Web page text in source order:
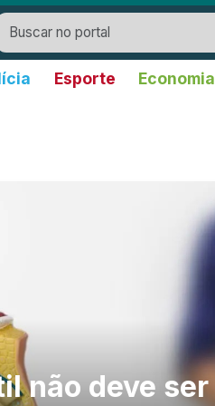
Esporte Economia
não deve ser